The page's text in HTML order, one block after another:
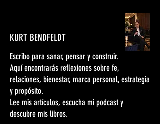
KURT BENDFELDT
Escribo para sanar, pensar y construir.
Aquí encontrarás reflexiones sobre fe,
relaciones, bienestar, marca personal, estrategia
y propósito.
Lee mis artículos, escucha mi podcast y
descubre mis libros.